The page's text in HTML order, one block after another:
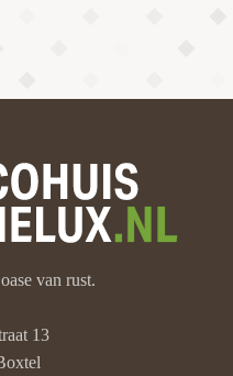
van rust.
13